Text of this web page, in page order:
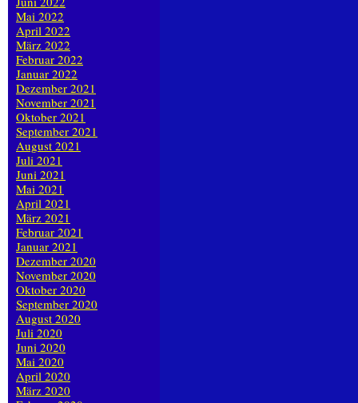
Mai 2022
April 2022
März 2022
Februar 2022
Januar 2022
Dezember 2021
November 2021
Oktober 2021
September 2021
August 2021
Juli 2021
Juni 2021
Mai 2021
April 2021
März 2021
Februar 2021
Januar 2021
Dezember 2020
November 2020
Oktober 2020
September 2020
August 2020
Juli 2020
Juni 2020
Mai 2020
April 2020
März 2020